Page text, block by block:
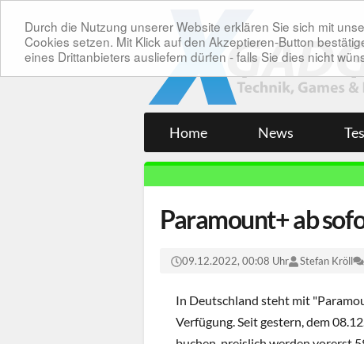
Durch die Nutzung unserer Website erklären Sie sich mit
Cookies setzen. Mit Klick auf den Akzeptieren-Button
eines Drittanbieters ausliefern dürfen - falls Sie dies nicht
Home News
Paramount+ ab
09.12.2022, 00:08 Uhr Stefan Kröll
In Deutschland steht mit
Verfügung. Seit gestern, dem